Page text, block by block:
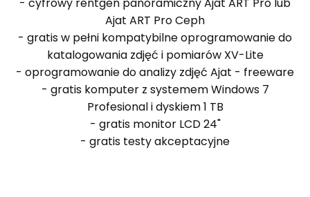
Ajat ART Pro Ceph
- gratis w pełni kompatybilne oprogramowanie do
katalogowania zdjęć i pomiarów XV-Lite
- oprogramowanie do analizy zdjęć Ajat - freeware
- gratis komputer z systemem Windows 7
Profesional i dyskiem 1 TB
- gratis monitor LCD 24"
- gratis testy akceptacyjne